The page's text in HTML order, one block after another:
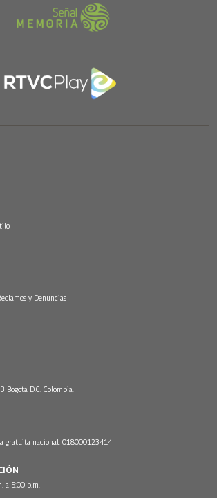
y Denuncias
Bogotá D.C. Colombia.
gratuita nacional: 018000123414
a 5:00 p.m.